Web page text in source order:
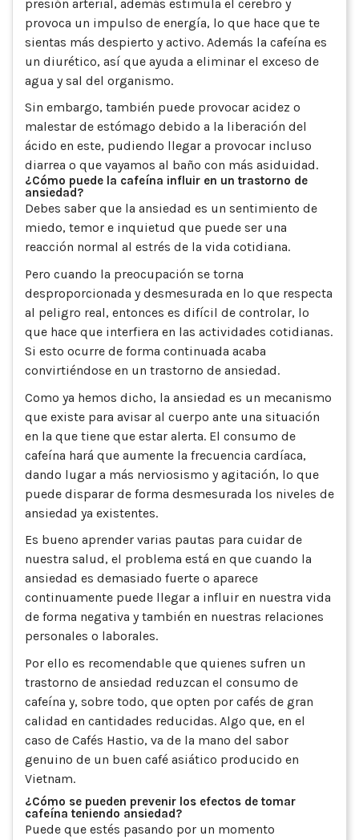
presión arterial, además estimula el cerebro y
provoca un impulso de energía, lo que hace que te
sientas más despierto y activo. Además la cafeína es
un diurético, así que ayuda a eliminar el exceso de
agua y sal del organismo.
Sin embargo, también puede provocar acidez o
malestar de estómago debido a la liberación del
ácido en este, pudiendo llegar a provocar incluso
diarrea o que vayamos al baño con más asiduidad.
¿Cómo puede la cafeína influir en un trastorno de
ansiedad?
Debes saber que la ansiedad es un sentimiento de
miedo, temor e inquietud que puede ser una
reacción normal al estrés de la vida cotidiana.
Pero cuando la preocupación se torna
desproporcionada y desmesurada en lo que respecta
al peligro real, entonces es difícil de controlar, lo
que hace que interfiera en las actividades cotidianas.
Si esto ocurre de forma continuada acaba
convirtiéndose en un trastorno de ansiedad.
Como ya hemos dicho, la ansiedad es un mecanismo
que existe para avisar al cuerpo ante una situación
en la que tiene que estar alerta. El consumo de
cafeína hará que aumente la frecuencia cardíaca,
dando lugar a más nerviosismo y agitación, lo que
puede disparar de forma desmesurada los niveles de
ansiedad ya existentes.
Es bueno aprender varias pautas para cuidar de
nuestra salud, el problema está en que cuando la
ansiedad es demasiado fuerte o aparece
continuamente puede llegar a influir en nuestra vida
de forma negativa y también en nuestras relaciones
personales o laborales.
Por ello es recomendable que quienes sufren un
trastorno de ansiedad reduzcan el consumo de
cafeína y, sobre todo, que opten por cafés de gran
calidad en cantidades reducidas. Algo que, en el
caso de Cafés Hastio, va de la mano del sabor
genuino de un buen café asiático producido en
Vietnam.
¿Cómo se pueden prevenir los efectos de tomar
cafeína teniendo ansiedad?
Puede que estés pasando por un momento